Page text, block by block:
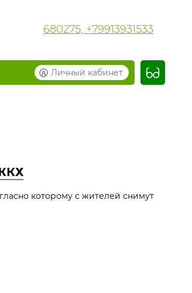
680275, +79913931533
Личный кабинет
которому с жителей снимут